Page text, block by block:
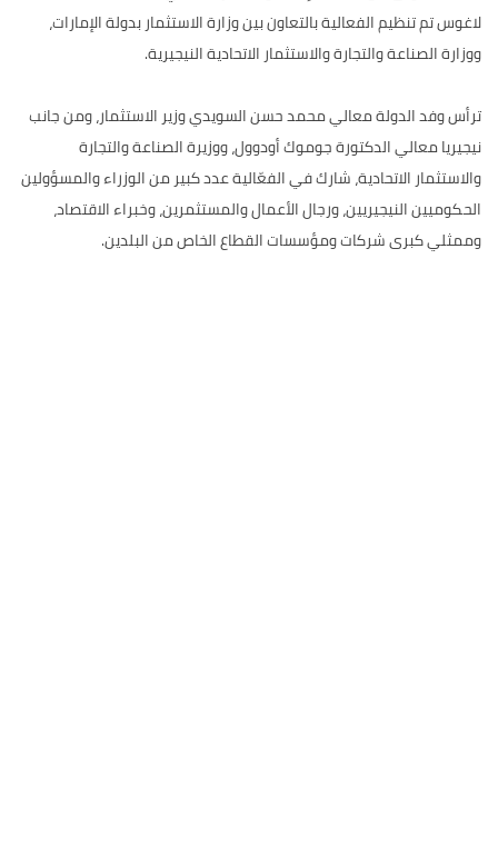
لاغوس تم تنظيم الفعالية بالتعاون بين وزارة الاستثمار بدولة الإمارات،
ووزارة الصناعة والتجارة والاستثمار الاتحادية النيجيرية.
ترأس وفد الدولة معالي محمد حسن السويدي وزير الاستثمار، ومن جانب
نيجيريا معالي الدكتورة جوموك أودوول، ووزيرة الصناعة والتجارة
والاستثمار الاتحادية، شارك في الفعّالية عدد كبير من الوزراء والمسؤولين
الحكوميين النيجيريين، ورجال الأعمال والمستثمرين، وخبراء الاقتصاد،
وممثلي كبرى شركات ومؤسسات القطاع الخاص من البلدين.